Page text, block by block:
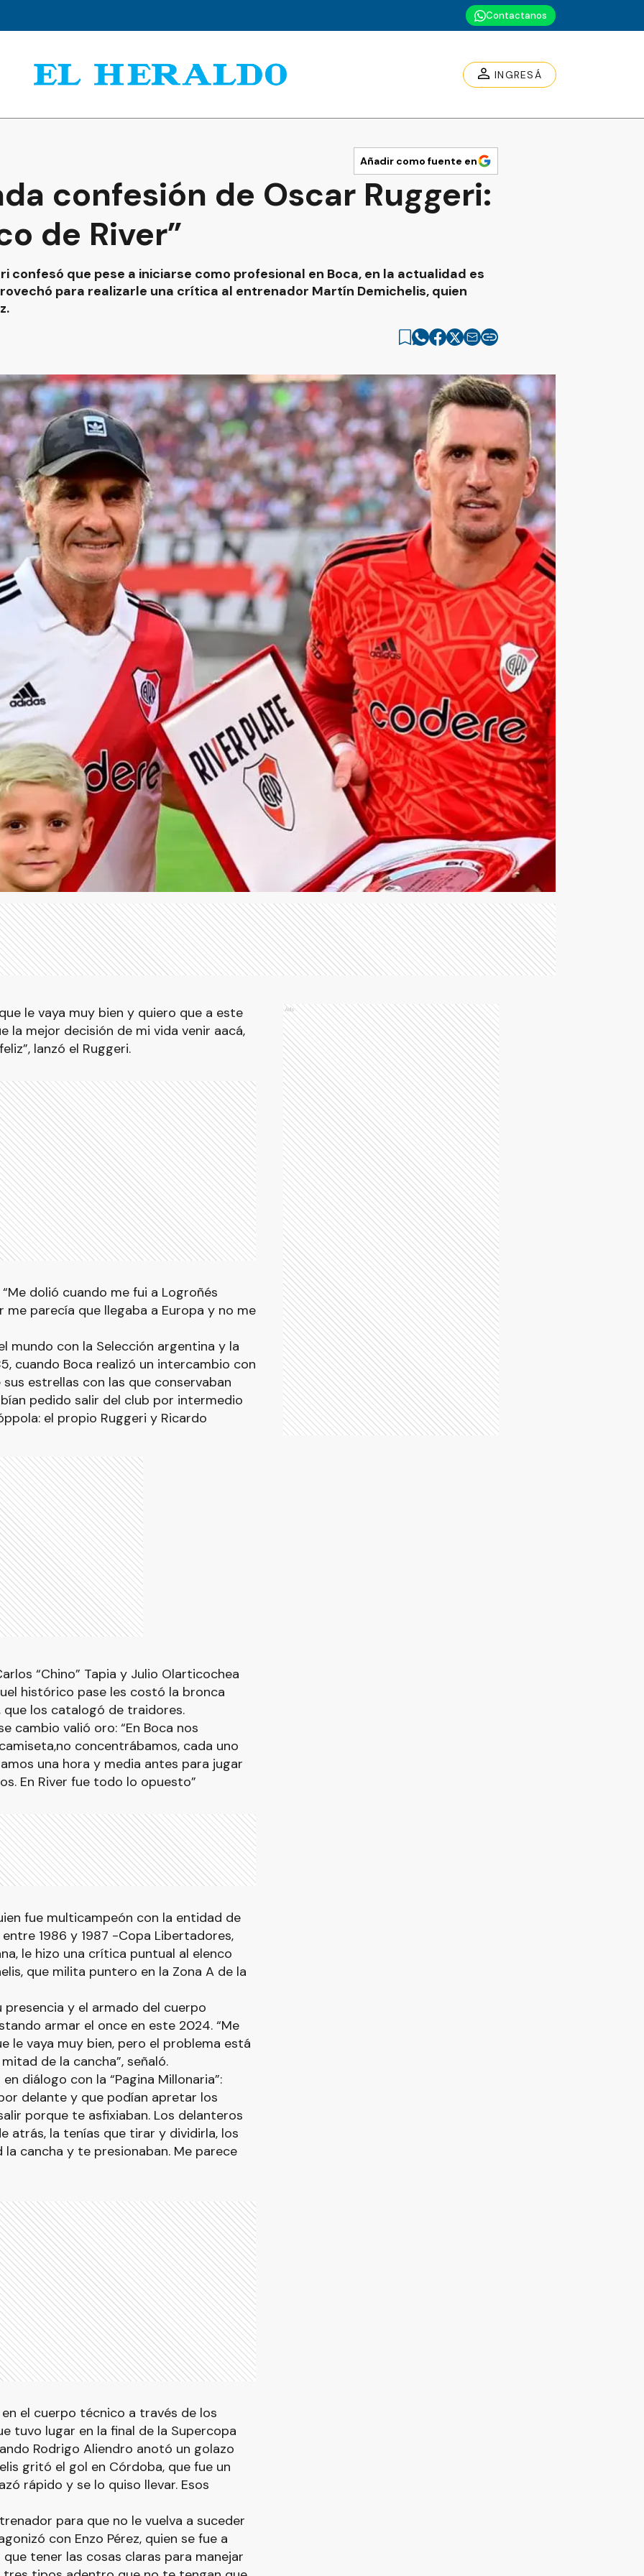
Contactanos
INGRESÁ
Añadir como fuente en
confesión de Oscar Ruggeri:
de River”
confesó que pese a iniciarse como profesional en Boca, en la actualidad es
para realizarle una crítica al entrenador Martín Demichelis, quien
le vaya muy bien y quiero que a este
la mejor decisión de mi vida venir aacá,
lanzó el Ruggeri.
dolió cuando me fui a Logroñés
me parecía que llegaba a Europa y no me
mundo con la Selección argentina y la
cuando Boca realizó un intercambio con
estrellas con las que conservaban
pedido salir del club por intermedio
el propio Ruggeri y Ricardo
“Chino” Tapia y Julio Olarticochea
histórico pase les costó la bronca
los catalogó de traidores.
cambio valió oro: “En Boca nos
concentrábamos, cada uno
una hora y media antes para jugar
En River fue todo lo opuesto”
fue multicampeón con la entidad de
1986 y 1987 -Copa Libertadores,
le hizo una crítica puntual al elenco
que milita puntero en la Zona A de la
y el armado del cuerpo
armar el once en este 2024. “Me
le vaya muy bien, pero el problema está
de la cancha”, señaló.
diálogo con la “Pagina Millonaria”:
delante y que podían apretar los
porque te asfixiaban. Los delanteros
atrás, la tenías que tirar y dividirla, los
cancha y te presionaban. Me parece
el cuerpo técnico a través de los
tuvo lugar en la final de la Supercopa
Rodrigo Aliendro anotó un golazo
gritó el gol en Córdoba, que fue un
rápido y se lo quiso llevar. Esos
para que no le vuelva a suceder
con Enzo Pérez, quien se fue a
que tener las cosas claras para manejar
Ads